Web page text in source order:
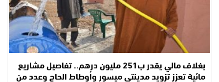
بغلاف مالي يقدر ب251 مليون درهم.. تفاصيل مشاريع
مائية تعزز تزويد مدينتي ميسور وأوطاط الحاج وعدد من